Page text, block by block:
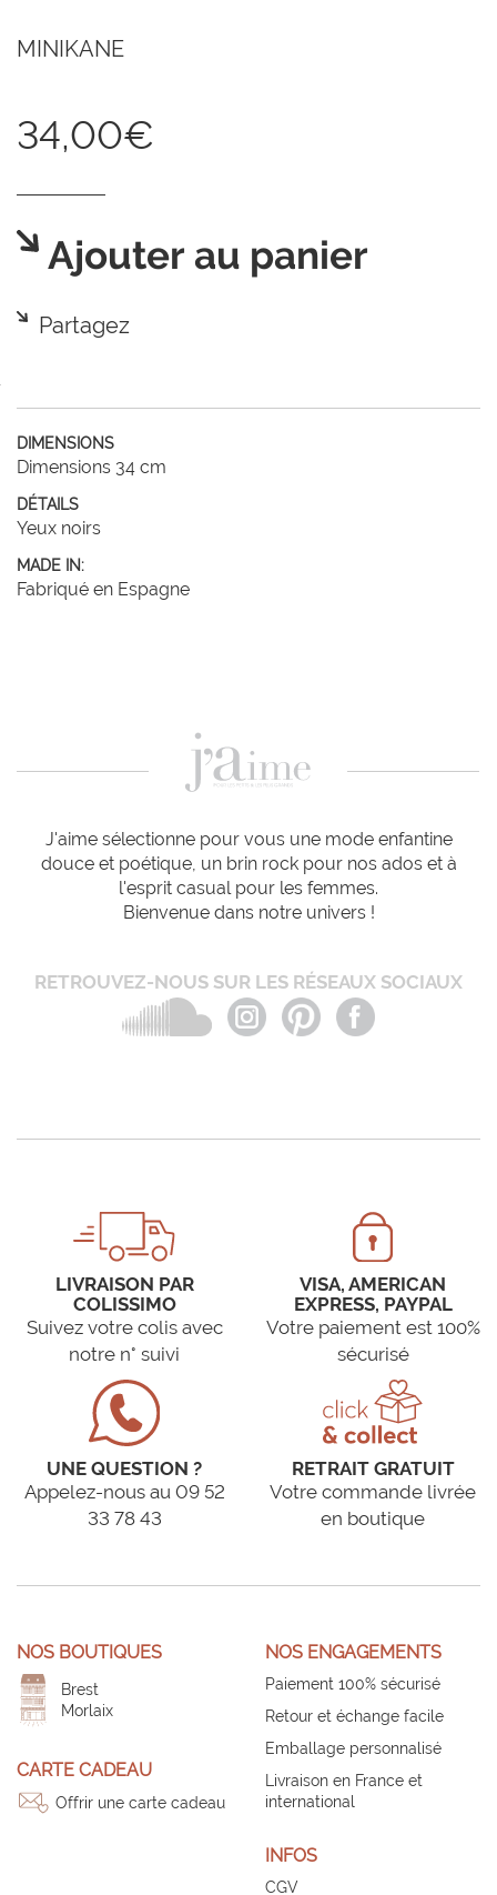
MINIKANE
34,00€
Ajouter au panier
Partagez
DIMENSIONS
Dimensions 34 cm
DÉTAILS
Yeux noirs
MADE IN:
Fabriqué en Espagne
J'aime sélectionne pour vous une mode enfantine
douce et poétique, un brin rock pour nos ados et à
l'esprit casual pour les femmes.
Bienvenue dans notre univers !
RETROUVEZ-NOUS SUR LES RÉSEAUX SOCIAUX
LIVRAISON PAR
COLISSIMO
Suivez votre colis avec
notre n° suivi
VISA, AMERICAN
EXPRESS, PAYPAL
Votre paiement est 100%
sécurisé
UNE QUESTION ?
Appelez-nous au 09 52
33 78 43
RETRAIT GRATUIT
Votre commande livrée
en boutique
NOS BOUTIQUES
Brest
Morlaix
CARTE CADEAU
Offrir une carte cadeau
NOS ENGAGEMENTS
Paiement 100% sécurisé
Retour et échange facile
Emballage personnalisé
Livraison en France et
international
INFOS
CGV